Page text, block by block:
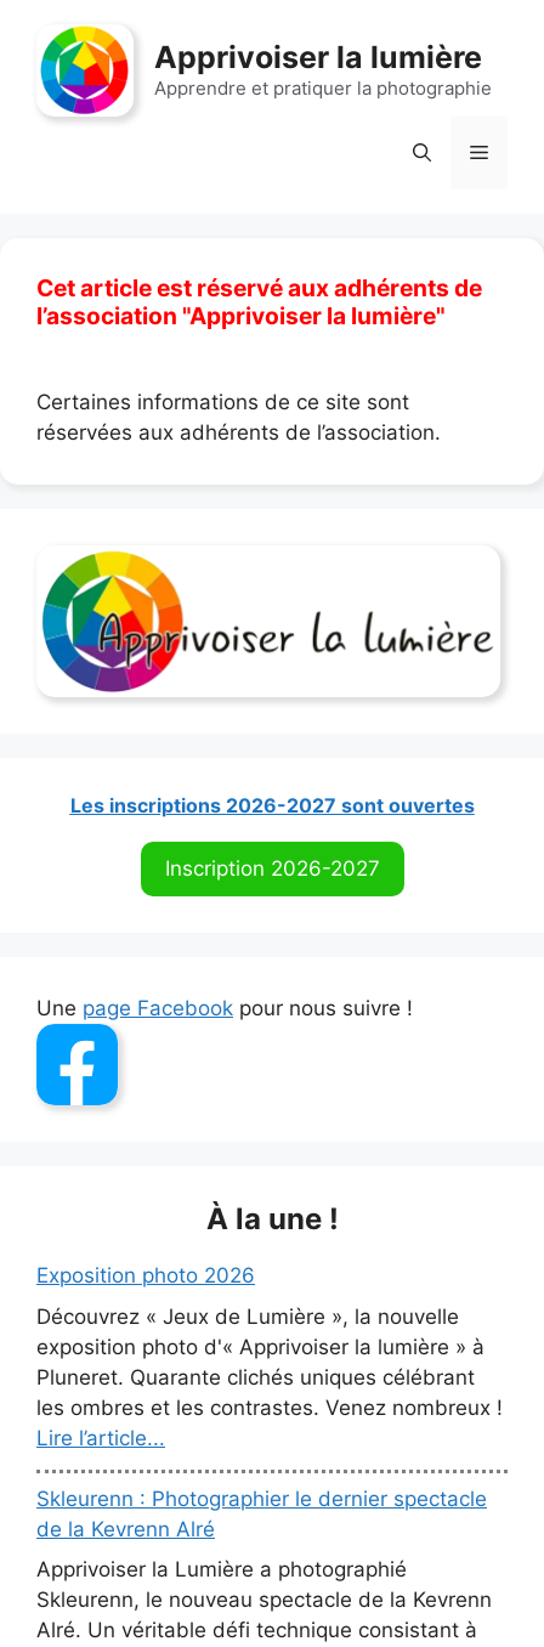
contenu
Apprivoiser la lumière
Apprendre et pratiquer la photographie
Menu
Cet article est réservé aux adhérents de
l’association "Apprivoiser la lumière"
Certaines informations de ce site sont
réservées aux adhérents de l’association.
Les inscriptions 2026-2027 sont ouvertes
Inscription 2026-2027
Une page Facebook pour nous suivre !
À la une !
Exposition photo 2026
Découvrez « Jeux de Lumière », la nouvelle
exposition photo d'« Apprivoiser la lumière » à
Pluneret. Quarante clichés uniques célébrant
les ombres et les contrastes. Venez nombreux !
Lire l’article...
Skleurenn : Photographier le dernier spectacle
de la Kevrenn Alré
Apprivoiser la Lumière a photographié
Skleurenn, le nouveau spectacle de la Kevrenn
Alré. Un véritable défi technique consistant à